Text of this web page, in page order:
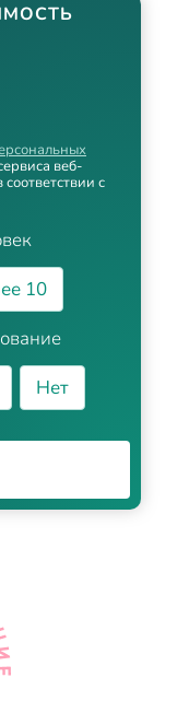
10
Нет
веб-
с